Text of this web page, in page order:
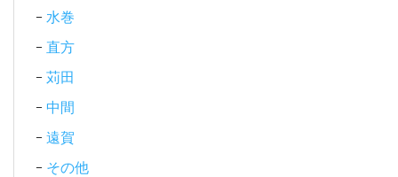
水巻
直方
苅田
中間
遠賀
その他